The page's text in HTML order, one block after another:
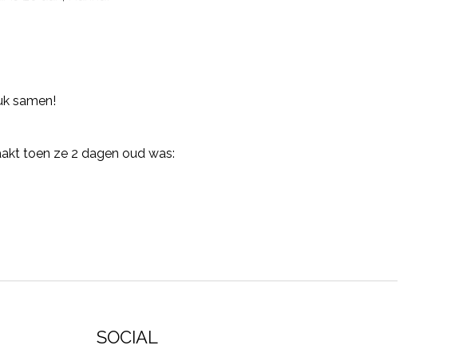
samen!
toen ze 2 dagen oud was:
SOCIAL